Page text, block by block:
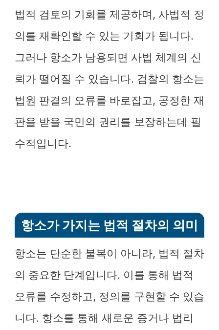
법적 검토의 기회를 제공하며, 사법적 정
의를 재확인할 수 있는 기회가 됩니다.
그러나 항소가 남용되면 사법 체계의 신
뢰가 떨어질 수 있습니다. 검찰의 항소는
법원 판결의 오류를 바로잡고, 공정한 재
판을 받을 국민의 권리를 보장하는데 필
수적입니다.
항소가 가지는 법적 절차의 의미
항소는 단순한 불복이 아니라, 법적 절차
의 중요한 단계입니다. 이를 통해 법적
오류를 수정하고, 정의를 구현할 수 있습
니다. 항소를 통해 새로운 증거나 법리